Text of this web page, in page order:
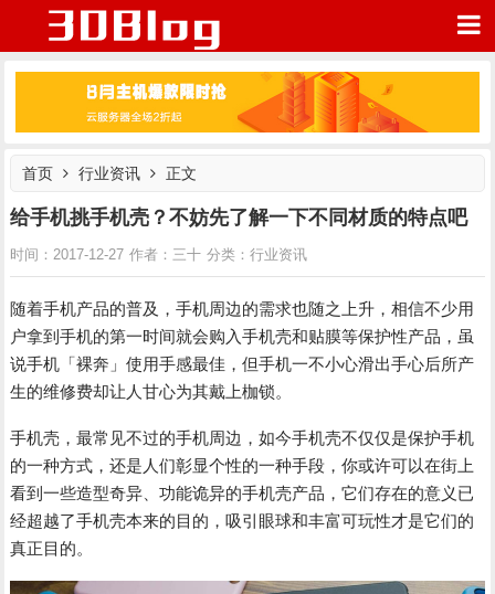
我的网站
首页 行业资讯 正文
给手机挑手机壳？不妨先了解一下不同材质的特点吧
时间：2017-12-27 作者：三十 分类：行业资讯
随着手机产品的普及，手机周边的需求也随之上升，相信不少用
户拿到手机的第一时间就会购入手机壳和贴膜等保护性产品，虽
说手机「裸奔」使用手感最佳，但手机一不小心滑出手心后所产
生的维修费却让人甘心为其戴上枷锁。
手机壳，最常见不过的手机周边，如今手机壳不仅仅是保护手机
的一种方式，还是人们彰显个性的一种手段，你或许可以在街上
看到一些造型奇异、功能诡异的手机壳产品，它们存在的意义已
经超越了手机壳本来的目的，吸引眼球和丰富可玩性才是它们的
真正目的。